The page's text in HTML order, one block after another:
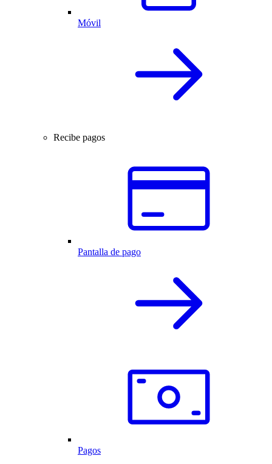
Móvil
Recibe pagos
Pantalla de pago
Pagos